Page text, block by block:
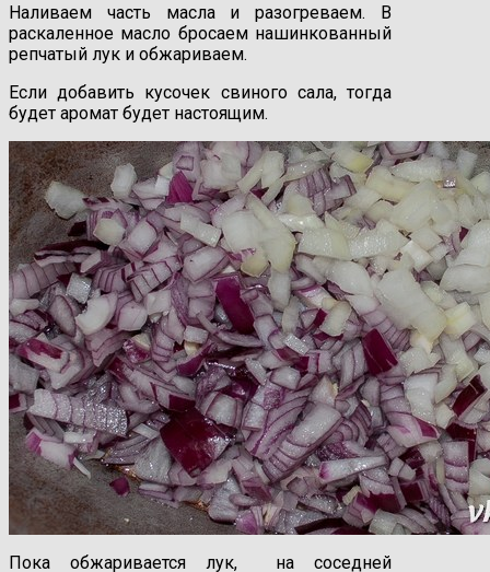
Наливаем часть масла и разогреваем. В
раскаленное масло бросаем нашинкованный
репчатый лук и обжариваем.
Если добавить кусочек свиного сала, тогда
будет аромат будет настоящим.
Пока обжаривается лук, на соседней